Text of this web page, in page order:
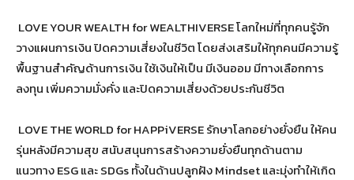
LOVE YOUR WEALTH for WEALTHIVERSE โลกใหม่ที่ทุกคนรู้จัก
วางแผนการเงิน ปิดความเสี่ยงในชีวิต โดยส่งเสริมให้ทุกคนมีความรู้
พื้นฐานสำคัญด้านการเงิน ใช้เงินให้เป็น มีเงินออม มีทางเลือกการ
ลงทุน เพิ่มความมั่งคั่ง และปิดความเสี่ยงด้วยประกันชีวิต
LOVE THE WORLD for HAPPiVERSE รักษาโลกอย่างยั่งยืน ให้คน
รุ่นหลังมีความสุข สนับสนุนการสร้างความยั่งยืนทุกด้านตาม
แนวทาง ESG และ SDGs ทั้งในด้านปลูกฝัง Mindset และมุ่งทำให้เกิด